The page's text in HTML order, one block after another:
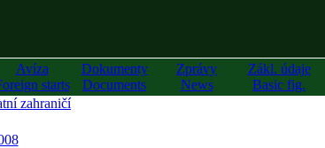
Avíza
starts
Dokumenty
Documents
Zprávy
News
Zákl. údaje
Basic fig.
zahraničí